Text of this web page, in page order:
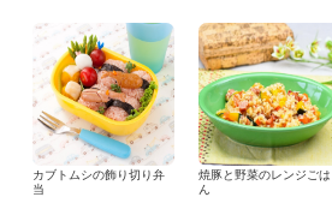
カブトムシの飾り切り弁
当
焼豚と野菜のレンジごは
ん